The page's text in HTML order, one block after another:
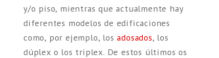
y/o piso, mientras que actualmente hay
diferentes modelos de edificaciones
como, por ejemplo, losadosados, los
dúplex o los triplex. De estos últimos os